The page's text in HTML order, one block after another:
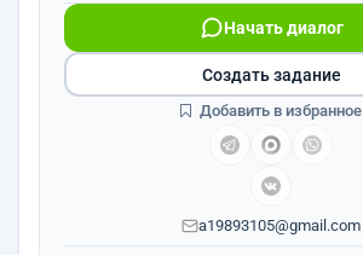
Начать диалог
a19893105@gmail.com
Создать задание
Добавить в избранное